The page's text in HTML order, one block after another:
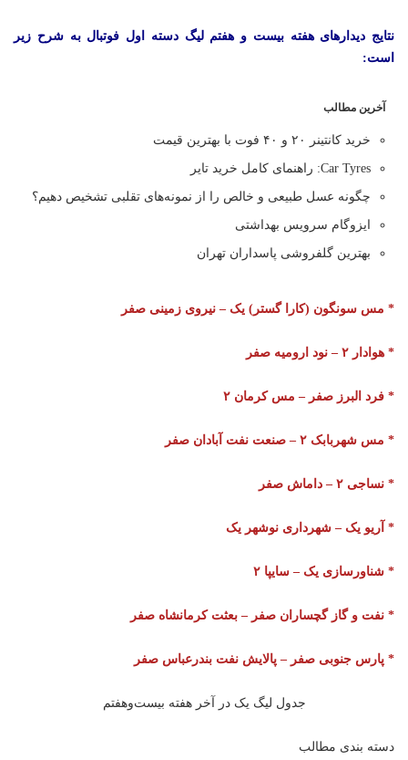
نتایج دیدارهای هفته بیست و هفتم لیگ دسته اول فوتبال به شرح زیر
است:
آخرین مطالب
خرید کانتینر ۲۰ و ۴۰ فوت با بهترین قیمت
Car Tyres: راهنمای کامل خرید تایر
چگونه عسل طبیعی و خالص را از نمونه‌های تقلبی تشخیص دهیم؟
ایزوگام سرویس بهداشتی
بهترین گلفروشی پاسداران تهران
* مس سونگون (کارا گستر) یک – نیروی زمینی صفر
* هوادار ۲ – نود ارومیه صفر
* فرد البرز صفر – مس کرمان ۲
* مس شهربابک ۲ – صنعت نفت آبادان صفر
* نساجی ۲ – داماش صفر
* آریو یک – شهرداری نوشهر یک
* شناورسازی یک – سایپا ۲
* نفت و گاز گچساران صفر – بعثت کرمانشاه صفر
* پارس جنوبی صفر – پالایش نفت بندرعباس صفر
جدول لیگ یک در آخر هفته بیست‌وهفتم
دسته بندی مطالب